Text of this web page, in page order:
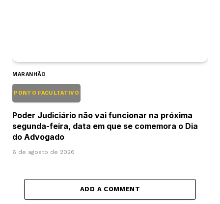
MARANHÃO
PONTO FACULTATIVO
Poder Judiciário não vai funcionar na próxima
segunda-feira, data em que se comemora o Dia
do Advogado
6 de agosto de 2026
ADD A COMMENT